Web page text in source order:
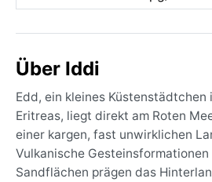
Über Iddi
Edd, ein kleines Küstenstädtchen
Eritreas, liegt direkt am Roten
einer kargen, fast unwirklichen
Vulkanische
Sandflächen prägen das